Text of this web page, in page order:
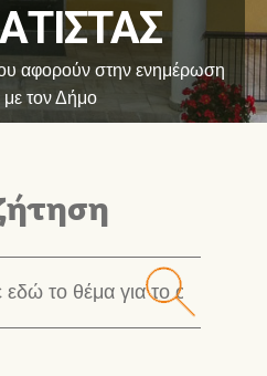
αφορούν στην ενημέρωση
με τον Δήμο